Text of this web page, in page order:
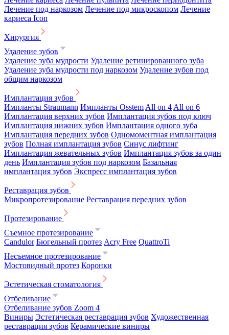
Лечение под наркозом Лечение под микроскопом Лечение
кариеса Icon
Хирургия
Удаление зубов
Удаление зуба мудрости Удаление ретинированного зуба
Удаление зуба мудрости под наркозом Удаление зубов под
общим наркозом
Имплантация зубов
Импланты Straumann Импланты Osstem All on 4 All on 6
Имплантация верхних зубов Имплантация зубов под ключ
Имплантация нижних зубов Имплантация одного зуба
Имплантация передних зубов Одномоментная имплантация
зубов Полная имплантация зубов Синус лифтинг
Имплантация жевательных зубов Имплантация зубов за один
день Имплантация зубов под наркозом Базальная
имплантация зубов Экспресс имплантация зубов
Реставрация зубов
Микропротезирование Реставрация передних зубов
Протезирование
Съемное протезирование
Candulor Бюгельный протез Acry Free QuattroTi
Несъемное протезирование
Мостовидный протез Коронки
Эстетическая стоматология
Отбеливание
Отбеливание зубов Zoom 4
Виниры Эстетическая реставрация зубов Художественная
реставрация зубов Керамические виниры